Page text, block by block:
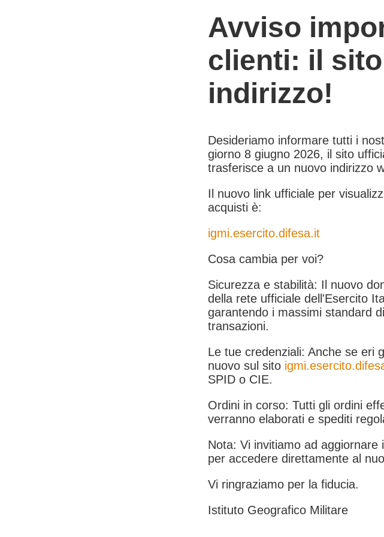
Avviso
clienti: il
indirizzo!
Desideriamo informare tutti i
giorno 8 giugno 2026, il sito
trasferisce a un nuovo indirizzo
Il nuovo link ufficiale per
acquisti è:
igmi.esercito.difesa.it
Cosa cambia per voi?
Sicurezza e stabilità: Il nuovo
della rete ufficiale dell'Esercito
garantendo i massimi standard
transazioni.
Le tue credenziali: Anche se eri
nuovo sul sito
SPID o CIE.
Ordini in corso: Tutti gli ordini
verranno elaborati e spediti
Nota: Vi invitiamo ad
per accedere direttamente al
Vi ringraziamo per la fiducia.
Istituto Geografico Militare